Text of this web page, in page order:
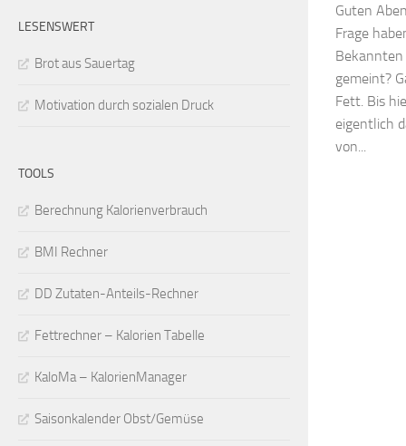
Guten
Frage
gemeint?
Fett. Bis
eigentlich
von...
LESENSWERT
Brot aus Sauertag
Motivation durch sozialen Druck
TOOLS
Berechnung Kalorienverbrauch
BMI Rechner
DD Zutaten-Anteils-Rechner
Fettrechner – Kalorien Tabelle
KaloMa – KalorienManager
Saisonkalender Obst/Gemüse